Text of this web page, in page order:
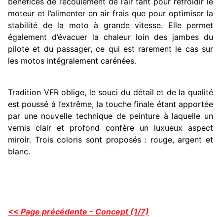
moteur et l’alimenter en air frais que pour optimiser la
stabilité de la moto à grande vitesse. Elle permet
également d’évacuer la chaleur loin des jambes du
pilote et du passager, ce qui est rarement le cas sur
les motos intégralement carénées.
Tradition VFR oblige, le souci du détail et de la qualité
est poussé à l’extrême, la touche finale étant apportée
par une nouvelle technique de peinture à laquelle un
vernis clair et profond confère un luxueux aspect
miroir. Trois coloris sont proposés : rouge, argent et
blanc.
<< Page précédente - Concept (1/7)